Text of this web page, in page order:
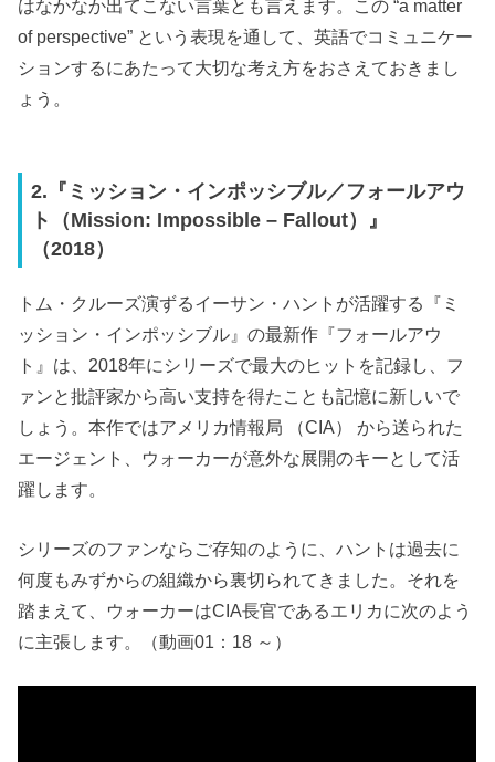
はなかなか出てこない言葉とも言えます。この “a matter
of perspective” という表現を通して、英語でコミュニケー
ションするにあたって大切な考え方をおさえておきまし
ょう。
2.『ミッション・インポッシブル／フォールアウ
ト（Mission: Impossible – Fallout）』
（2018）
トム・クルーズ演ずるイーサン・ハントが活躍する『ミ
ッション・インポッシブル』の最新作『フォールアウ
ト』は、2018年にシリーズで最大のヒットを記録し、フ
ァンと批評家から高い支持を得たことも記憶に新しいで
しょう。本作ではアメリカ情報局 （CIA） から送られた
エージェント、ウォーカーが意外な展開のキーとして活
躍します。
シリーズのファンならご存知のように、ハントは過去に
何度もみずからの組織から裏切られてきました。それを
踏まえて、ウォーカーはCIA長官であるエリカに次のよう
に主張します。（動画01：18 ～）